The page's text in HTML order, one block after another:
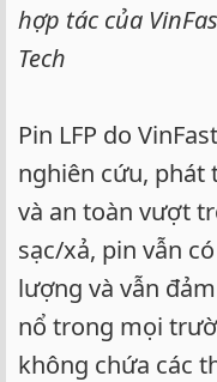
hợp tác của
Tech
Pin LFP do
nghiên cứu, phát
và an toàn vượt
sạc/xả, pin vẫn
lượng và vẫn
nổ trong mọi
không chứa các